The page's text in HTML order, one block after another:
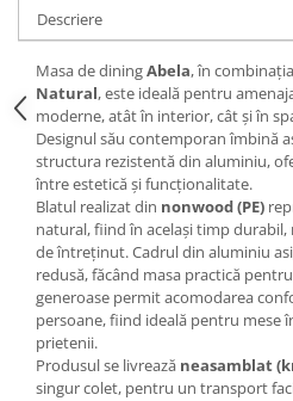
Corpuri de iluminat
Designers' Choice
Descriere
Masa de diningAbela, în
Natural, este ideală pentru
moderne, atât în interior, cât și în
Designul său contemporan îmbină
structura rezistentă din aluminiu,
între estetică și funcționalitate.
Blatul realizat din nonwood (PE)
natural, fiind în același timp
de întreținut. Cadrul din aluminiu
redusă, făcând masa practică
generoase permit acomodarea
persoane, fiind ideală pentru mese
prietenii.
Produsul se livrează neasamblat
singur colet, pentru un transport